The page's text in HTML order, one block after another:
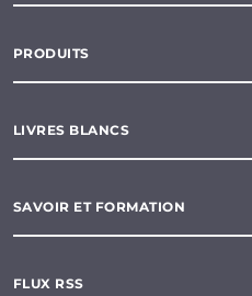
PRODUITS
LIVRES BLANCS
SAVOIR ET FORMATION
FLUX RSS